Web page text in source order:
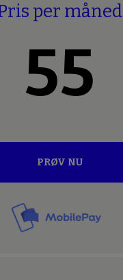
per måned
55
PRØV NU